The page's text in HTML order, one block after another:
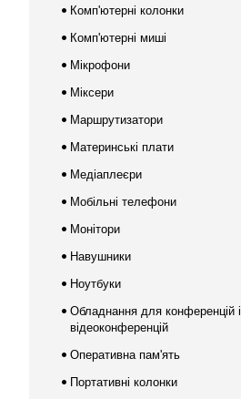
Комп'ютерні колонки
Комп'ютерні миші
Мікрофони
Міксери
Маршрутизатори
Материнські плати
Медіаплеєри
Мобільні телефони
Монітори
Навушники
Ноутбуки
Обладнання для конференцій і
відеоконференцій
Оперативна пам'ять
Портативні колонки